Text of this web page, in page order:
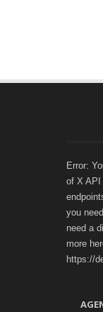
Error:
of X API
you
need a
more
https://